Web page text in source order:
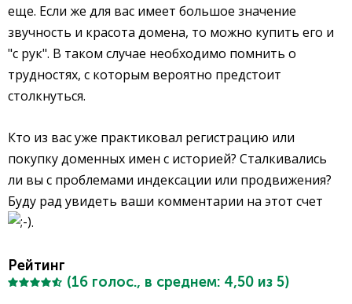
еще. Если же для вас имеет большое значение
звучность и красота домена, то можно купить его и
"с рук". В таком случае необходимо помнить о
трудностях, с которым вероятно предстоит
столкнуться.
Кто из вас уже практиковал регистрацию или
покупку доменных имен с историей? Сталкивались
ли вы с проблемами индексации или продвижения?
Буду рад увидеть ваши комментарии на этот счет
.
Рейтинг
(16 голос., в среднем: 4,50 из 5)